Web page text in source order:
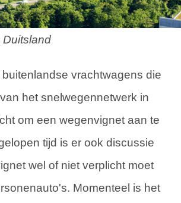
Duitsland
vrachtwagens die
het snelwegennetwerk in
om een wegenvignet aan te
tijd is er ook discussie
wel of niet verplicht moet
Momenteel is het